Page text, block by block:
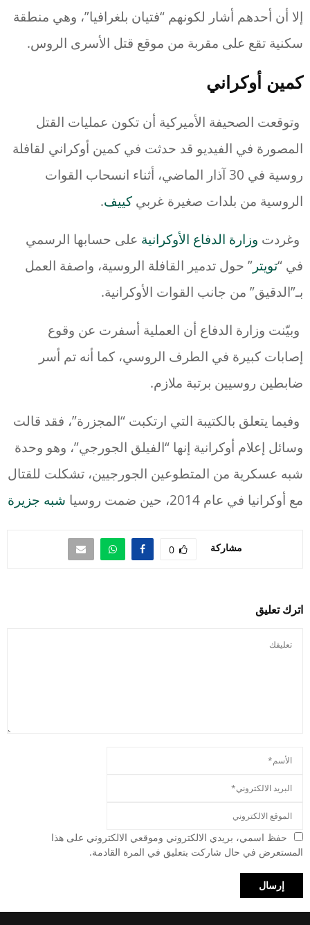
إلا أن أحدهم أشار لكونهم “فتيان بلغرافيا”، وهي منطقة
سكنية تقع على مقربة من موقع قتل الأسرى الروس.
كمين أوكراني
وتوقعت الصحيفة الأميركية أن تكون عمليات القتل
المصورة في الفيديو قد حدثت في كمين أوكراني لقافلة
روسية في 30 آذار الماضي، أثناء انسحاب القوات
الروسية من بلدات صغيرة غربي كييف.
وغردت وزارة الدفاع الأوكرانية على حسابها الرسمي
في “تويتر ” حول تدمير القافلة الروسية، واصفة العمل
بـ”الدقيق” من جانب القوات الأوكرانية.
وبيّنت وزارة الدفاع أن العملية أسفرت عن وقوع
إصابات كبيرة في الطرف الروسي، كما أنه تم أسر
ضابطين روسيين برتبة ملازم.
وفيما يتعلق بالكتيبة التي ارتكبت “المجزرة”، فقد قالت
وسائل إعلام أوكرانية إنها “الفيلق الجورجي”، وهو وحدة
شبه عسكرية من المتطوعين الجورجيين، تشكلت للقتال
مع أوكرانيا في عام 2014، حين ضمت روسيا
شبه جزيرة
مشاركة 0
اترك تعليق
حفظ اسمي، بريدي الالكتروني وموقعي الالكتروني على هذا
المستعرض في حال شاركت بتعليق في المرة القادمة.